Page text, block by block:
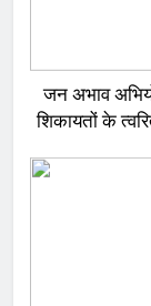
जन अभाव
शिकायतों के